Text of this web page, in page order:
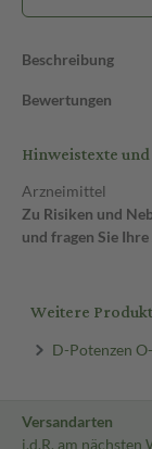
Beschreibung
Bewertungen
Hinweistexte
Arzneimittel
Zu Risiken und
und fragen Sie
Weitere
D-Potenzen
Versandarten
i.d.R. am nächsten